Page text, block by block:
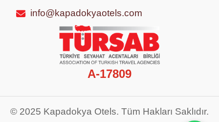
info@kapadokyaotels.com
A-17809
© 2025 Kapadokya Otels. Tüm Hakları Saklıdır.